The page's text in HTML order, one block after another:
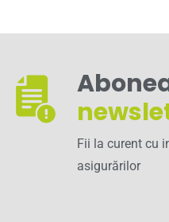
Fii la curent cu
asigurărilor